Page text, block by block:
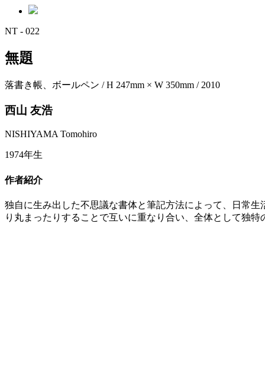
NT - 022
無題
落書き帳、ボールペン / H 247mm × W 350mm / 2010
西山 友浩
NISHIYAMA Tomohiro
1974年生
作者紹介
独自に生み出した不思議な書体と筆記方法によって、日常
り丸まったりすることで互いに重なり合い、全体として独